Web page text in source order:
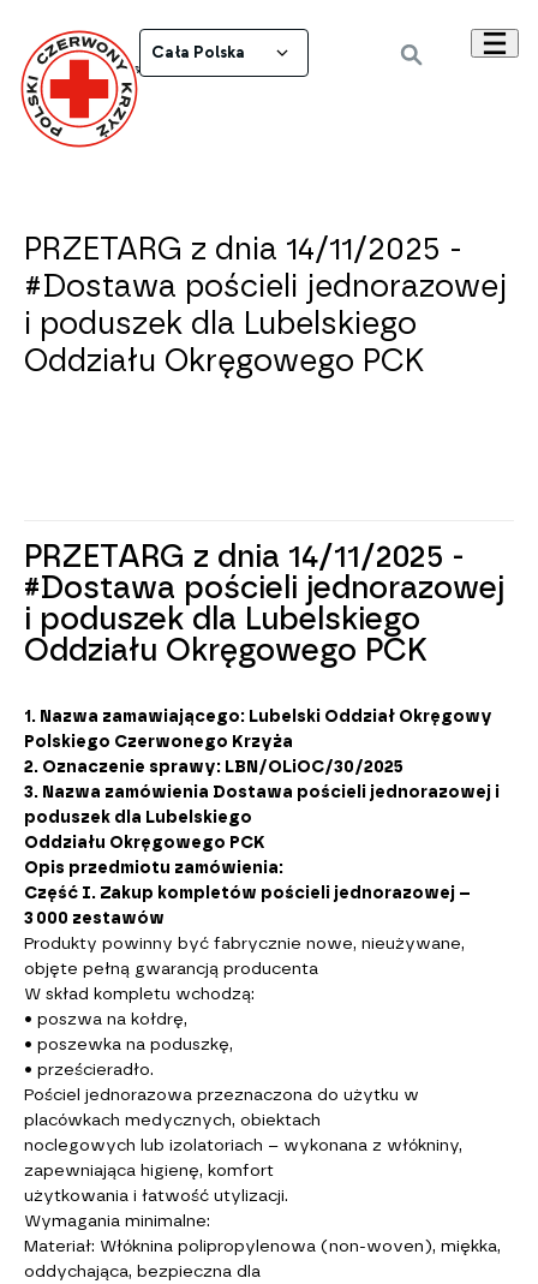
Cała Polska
Powrót do wszystkich ogłoszeń
PRZETARG z dnia 14/11/2025 -
#Dostawa pościeli jednorazowej
i poduszek dla Lubelskiego
Oddziału Okręgowego PCK
PRZETARG z dnia 14/11/2025 -
#Dostawa pościeli jednorazowej
i poduszek dla Lubelskiego
Oddziału Okręgowego PCK
1. Nazwa zamawiającego: Lubelski Oddział Okręgowy
Polskiego Czerwonego Krzyża
2. Oznaczenie sprawy: LBN/OLiOC/30/2025
3. Nazwa zamówienia Dostawa pościeli jednorazowej i
poduszek dla Lubelskiego
Oddziału Okręgowego PCK
Opis przedmiotu zamówienia:
Część I. Zakup kompletów pościeli jednorazowej –
3 000 zestawów
Produkty powinny być fabrycznie nowe, nieużywane,
objęte pełną gwarancją producenta
W skład kompletu wchodzą:
• poszwa na kołdrę,
• poszewka na poduszkę,
• prześcieradło.
Pościel jednorazowa przeznaczona do użytku w
placówkach medycznych, obiektach
noclegowych lub izolatoriach – wykonana z włókniny,
zapewniająca higienę, komfort
użytkowania i łatwość utylizacji.
Wymagania minimalne:
Materiał: Włóknina polipropylenowa (non-woven), miękka,
oddychająca, bezpieczna dla